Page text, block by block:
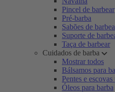
Pincel de barbear
Pré-barba
Sabões de
Suporte de
Taça de barbear
Cuidados de barba
Mostrar todos
Bálsamos para
Pentes e
Óleos para barba